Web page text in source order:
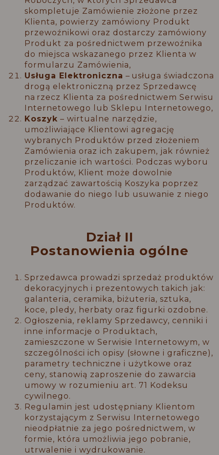
skompletuje Zamówienie złożone przez
Klienta, powierzy zamówiony Produkt
przewoźnikowi oraz dostarczy zamówiony
Produkt za pośrednictwem przewoźnika
do miejsca wskazanego przez Klienta w
formularzu Zamówienia,
Usługa Elektroniczna – usługa świadczona
drogą elektroniczną przez Sprzedawcę
na rzecz Klienta za pośrednictwem Serwisu
Internetowego lub Sklepu Internetowego,
Koszyk – wirtualne narzędzie,
umożliwiające Klientowi agregację
wybranych Produktów przed złożeniem
Zamówienia oraz ich zakupem, jak również
przeliczanie ich wartości. Podczas wyboru
Produktów, Klient może dowolnie
zarządzać zawartością Koszyka poprzez
dodawanie do niego lub usuwanie z niego
Produktów.
Dział II
Postanowienia ogólne
Sprzedawca prowadzi sprzedaż produktów
dekoracyjnych i prezentowych takich jak:
galanteria, ceramika, biżuteria, sztuka,
koce, pledy, herbaty oraz figurki ozdobne.
Ogłoszenia, reklamy Sprzedawcy, cenniki i
inne informacje o Produktach,
zamieszczone w Serwisie Internetowym, w
szczególności ich opisy (słowne i graficzne),
parametry techniczne i użytkowe oraz
ceny, stanowią zaproszenie do zawarcia
umowy w rozumieniu art. 71 Kodeksu
cywilnego.
Regulamin jest udostępniany Klientom
korzystającym z Serwisu Internetowego
nieodpłatnie za jego pośrednictwem, w
formie, która umożliwia jego pobranie,
utrwalenie i wydrukowanie.